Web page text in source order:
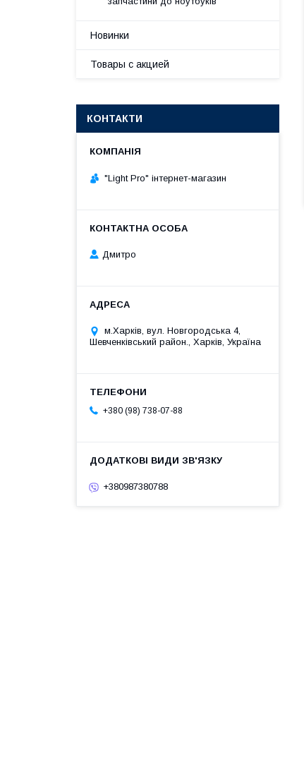
Новинки
Товары с акцией
КОНТАКТИ
"Light Pro" інтернет-магазин
Дмитро
м.Харків, вул. Новгородська 4,
Шевченківський район., Харків, Україна
+380 (98) 738-07-88
+380987380788